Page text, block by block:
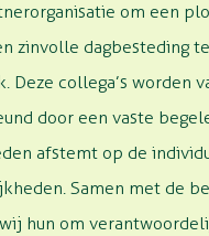
om een
zinvolle dagbesteding
Deze collega’s worden
door een vaste
afstemt op de
Samen met de
hun om